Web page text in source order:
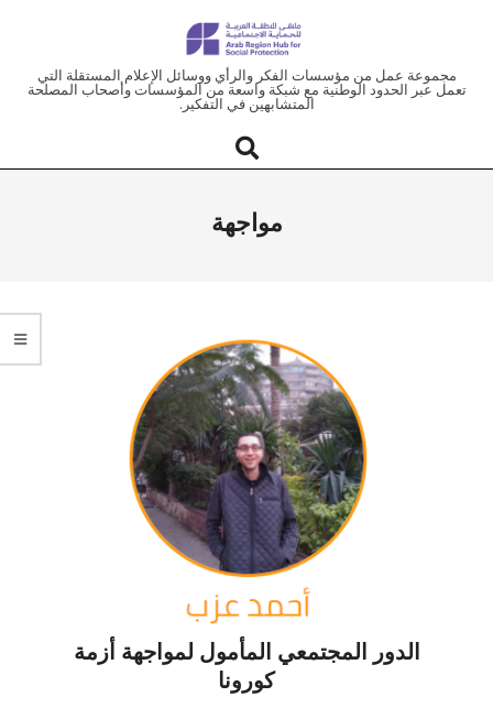
ملتقى
مجموعة عمل من مؤسسات الفكر والرأي ووسائل الإعلام المستقلة التي
تعمل عبر الحدود الوطنية مع شبكة واسعة من المؤسسات وأصحاب المصلحة
المتشابهين في التفكير.
مواجهة
الدور المجتمعي المأمول لمواجهة أزمة
كورونا